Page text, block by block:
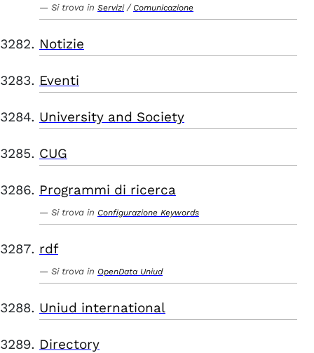
Si trova in Servizi / Comunicazione
Notizie
Eventi
University and Society
CUG
Programmi di ricerca
Si trova in Configurazione Keywords
rdf
Si trova in OpenData Uniud
Uniud international
Directory